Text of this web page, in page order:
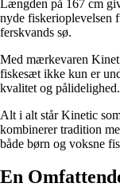
Længden på 167 cm
nyde fiskerioplevelsen
ferskvands sø.
Med mærkevaren
fiskesæt ikke kun er
kvalitet og pålidelighed.
Alt i alt står Kinetic
kombinerer tradition
både børn og voksne
En